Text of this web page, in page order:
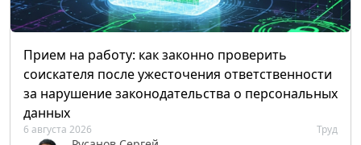
Прием на работу: как законно проверить
соискателя после ужесточения ответственности
за нарушение законодательства о персональных
данных
6 августа 2026 Труд